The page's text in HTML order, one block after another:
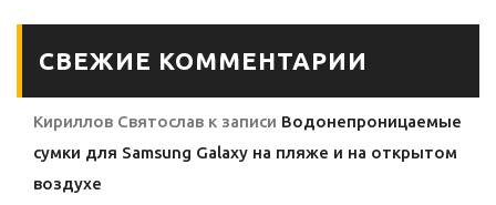
СВЕЖИЕ КОММЕНТАРИИ
Кириллов Святослав к записи Водонепроницаемые
сумки для Samsung Galaxy на пляже и на открытом
воздухе